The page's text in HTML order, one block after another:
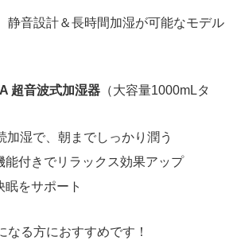
静音設計＆長時間加湿が可能なモデル
超音波式加湿器 （大容量1000mLタ
加湿で、朝までしっかり潤う
能付きでリラックス効果アップ
眠をサポート
なる方におすすめです！